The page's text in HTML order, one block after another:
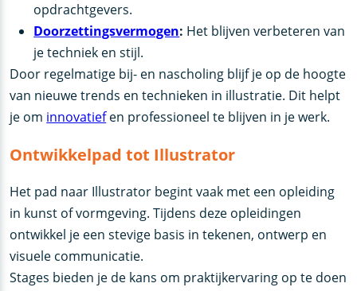
opdrachtgevers.
Doorzettingsvermogen: Het blijven verbeteren van
je techniek en stijl.
Door regelmatige bij- en nascholing blijf je op de hoogte
van nieuwe trends en technieken in illustratie. Dit helpt
je om innovatiefen professioneel te blijven in je werk.
Ontwikkelpad tot Illustrator
Het pad naar Illustrator begint vaak met een opleiding
in kunst of vormgeving. Tijdens deze opleidingen
ontwikkel je een stevige basis in tekenen, ontwerp en
visuele communicatie.
Stages bieden je de kans om praktijkervaring op te doen